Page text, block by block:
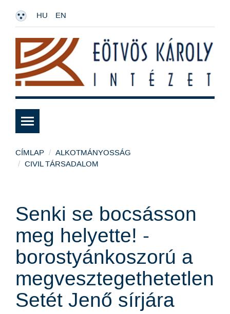
HU EN
CÍMLAP
ALKOTMÁNYOSSÁG
CIVIL TÁRSADALOM
Senki se bocsásson
meg helyette! -
borostyánkoszorú a
megvesztegethetetlen
Setét Jenő sírjára